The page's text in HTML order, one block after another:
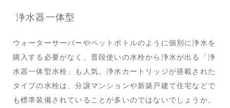
浄水器一体型
ウォーターサーバーやペットボトルのように個別に浄水を
購入する必要がなく、普段使いの水栓から浄水が出る「浄
水器一体型水栓」も人気。浄水カートリッジが搭載された
タイプの水栓は、分譲マンションや新築戸建て住宅などで
も標準装備されていることが多いのではないでしょうか。